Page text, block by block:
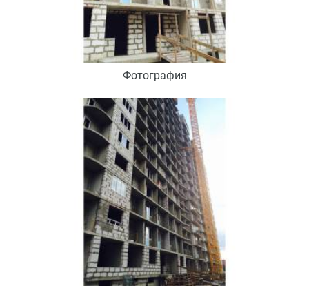
Фотография